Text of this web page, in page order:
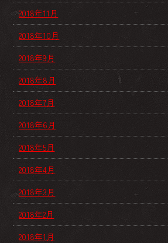
2018年11月
2018年10月
2018年9月
2018年8月
2018年7月
2018年6月
2018年5月
2018年4月
2018年3月
2018年2月
2018年1月